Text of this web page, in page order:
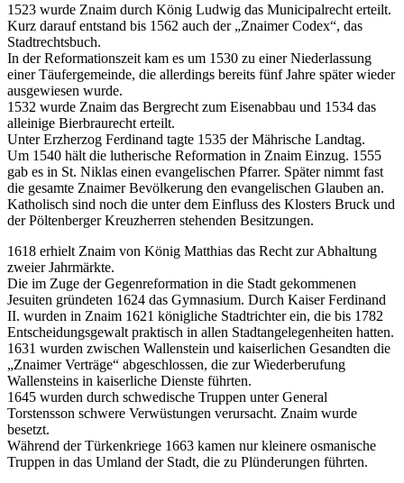
1523 wurde Znaim durch König Ludwig das Municipalrecht erteilt.
Kurz darauf entstand bis 1562 auch der „Znaimer Codex“, das
Stadtrechtsbuch.
In der Reformationszeit kam es um 1530 zu einer Niederlassung
einer Täufergemeinde, die allerdings bereits fünf Jahre später wieder
ausgewiesen wurde.
1532 wurde Znaim das Bergrecht zum Eisenabbau und 1534 das
alleinige Bierbraurecht erteilt.
Unter Erzherzog Ferdinand tagte 1535 der Mährische Landtag.
Um 1540 hält die lutherische Reformation in Znaim Einzug. 1555
gab es in St. Niklas einen evangelischen Pfarrer. Später nimmt fast
die gesamte Znaimer Bevölkerung den evangelischen Glauben an.
Katholisch sind noch die unter dem Einfluss des Klosters Bruck und
der Pöltenberger Kreuzherren stehenden Besitzungen.
1618 erhielt Znaim von König Matthias das Recht zur Abhaltung
zweier Jahrmärkte.
Die im Zuge der Gegenreformation in die Stadt gekommenen
Jesuiten gründeten 1624 das Gymnasium. Durch Kaiser Ferdinand
II. wurden in Znaim 1621 königliche Stadtrichter ein, die bis 1782
Entscheidungsgewalt praktisch in allen Stadtangelegenheiten hatten.
1631 wurden zwischen Wallenstein und kaiserlichen Gesandten die
„Znaimer Verträge“ abgeschlossen, die zur Wiederberufung
Wallensteins in kaiserliche Dienste führten.
1645 wurden durch schwedische Truppen unter General
Torstensson schwere Verwüstungen verursacht. Znaim wurde
besetzt.
Während der Türkenkriege 1663 kamen nur kleinere osmanische
Truppen in das Umland der Stadt, die zu Plünderungen führten.